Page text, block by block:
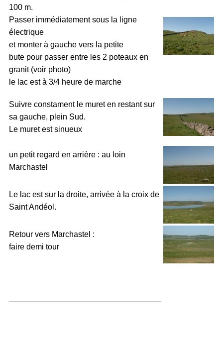
100 m.
Passer immédiatement sous la ligne
électrique
et monter à gauche vers la petite
bute pour passer entre les 2 poteaux en
granit (voir photo)
le lac est à 3/4 heure de marche
Suivre constament le muret en restant sur
sa gauche, plein Sud.
Le muret est sinueux
un petit regard en arrière : au loin
Marchastel
Le lac est sur la droite, arrivée à la croix de
Saint Andéol.
Retour vers Marchastel :
faire demi tour